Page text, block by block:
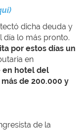
dicha deuda y
día lo más pronto.
por estos días un
en
en hotel del
de 200.000 y
de la